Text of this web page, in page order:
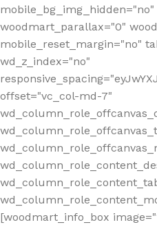
woodmart_parallax="0"
mobile_reset_margin="no"
wd_z_index="no"
offset="vc_col-md-7"
[woodmart_info_box